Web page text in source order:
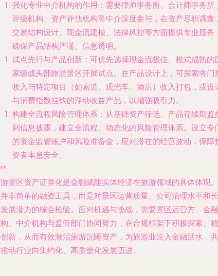
强化专业中介机构的作用 ：需要律师事务所、会计师事务所
评级机构、资产评估机构等中介深度参与，在资产尽职调查
交易结构设计、现金流建模、法律风控等方面提供专业服务
确保产品结构严谨、信息透明。
试点先行与产品创新 ：可优先选择现金流极佳、模式成熟的
家级或头部旅游景区开展试点。在产品设计上，可探索将门
收入与特定项目（如索道、观光车、酒店）收入打包，或设
与消费指数挂钩的浮动收益产品，以增强吸引力。
构建全流程风险管理体系 ：从基础资产筛选、产品存续期监
到信息披露，建立全流程、动态化的风险管理体系。设立专
的资金监管账户和风险准备金，应对潜在的经营波动，保障
资者本息安全。
景区资产证券化是金融赋能实体经济在旅游领域的具体体现。
非简单的融资工具，而是对景区运营质量、公司治理水平和长
展潜力的综合检验。面对机遇与挑战，需要景区运营方、金融
、中介机构与监管部门协同努力，在合规框架下积极探索、稳
新，从而有效激活旅游沉睡资产，为旅游业注入金融活水，共
动行业向集约化、高质量化发展迈进。